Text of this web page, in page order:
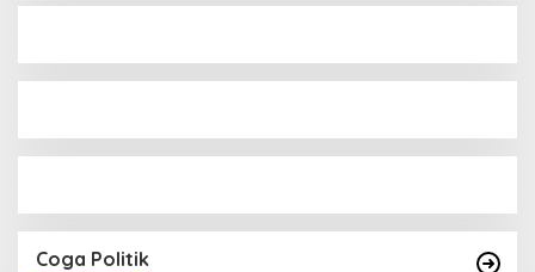
Coga Politik